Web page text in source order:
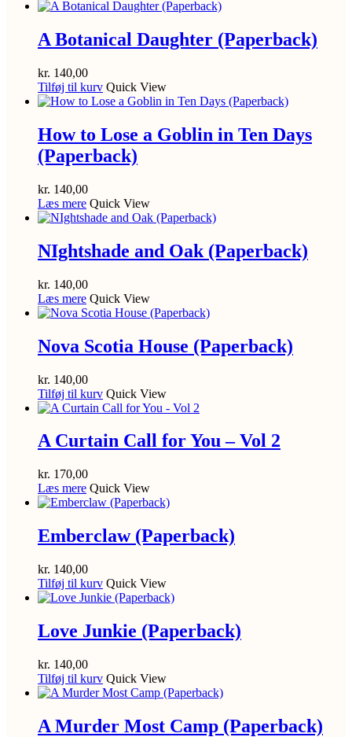
A Botanical Daughter (Paperback)
kr. 140,00
Tilføj til kurv Quick View
How to Lose a Goblin in Ten Days
(Paperback)
kr. 140,00
Læs mere Quick View
NIghtshade and Oak (Paperback)
kr. 140,00
Læs mere Quick View
Nova Scotia House (Paperback)
kr. 140,00
Tilføj til kurv Quick View
A Curtain Call for You – Vol 2
kr. 170,00
Læs mere Quick View
Emberclaw (Paperback)
kr. 140,00
Tilføj til kurv Quick View
Love Junkie (Paperback)
kr. 140,00
Tilføj til kurv Quick View
A Murder Most Camp (Paperback)